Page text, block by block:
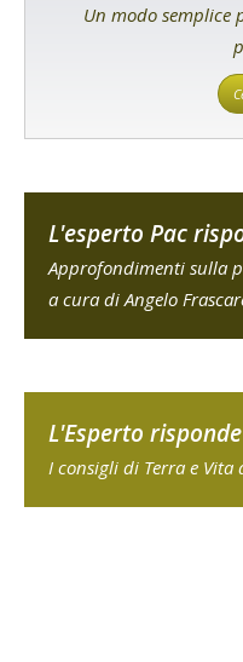
Un modo semplice
L'esperto Pac
Approfondimenti sulla
a cura di Angelo
L'Esperto risponde
I consigli di Terra e